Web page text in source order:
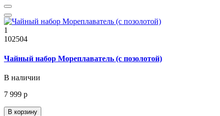
1
102504
Чайный набор Мореплаватель (с позолотой)
В наличии
7 999 р
В корзину